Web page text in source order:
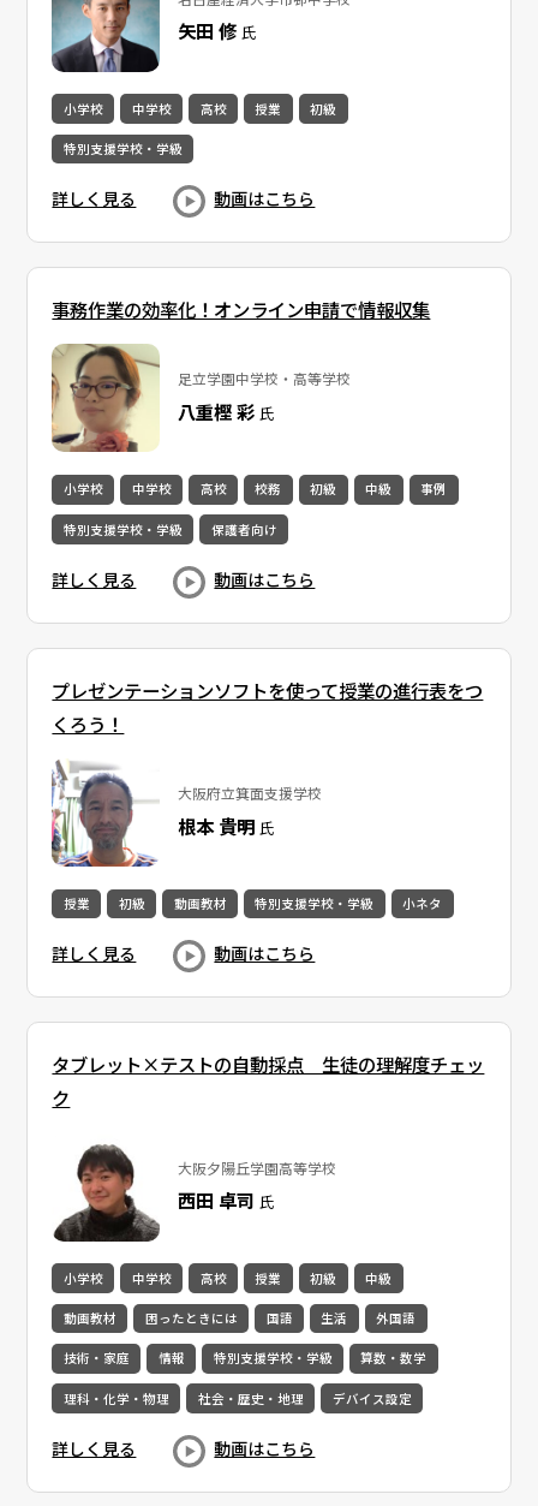
矢田 修 氏
小学校 中学校 高校 授業 初級
特別支援学校・学級
詳しく見る 動画はこちら
事務作業の効率化！オンライン申請で情報収集
足立学園中学校・高等学校
八重樫 彩 氏
小学校 中学校 高校 校務 初級 中級 事例
特別支援学校・学級 保護者向け
詳しく見る 動画はこちら
プレゼンテーションソフトを使って授業の進行表をつ
くろう！
大阪府立箕面支援学校
根本 貴明 氏
授業 初級 動画教材 特別支援学校・学級 小ネタ
詳しく見る 動画はこちら
タブレット×テストの自動採点​ 生徒の理解度チェッ
ク
大阪夕陽丘学園高等学校
西田 卓司 氏
小学校 中学校 高校 授業 初級 中級
動画教材 困ったときには 国語 生活 外国語
技術・家庭 情報 特別支援学校・学級 算数・数学
理科・化学・物理 社会・歴史・地理 デバイス設定
詳しく見る 動画はこちら